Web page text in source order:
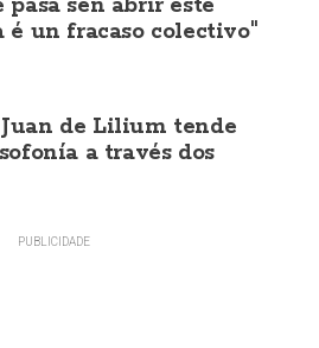
pasa sen abrir este
é un fracaso colectivo"
de Lilium tende
a través dos